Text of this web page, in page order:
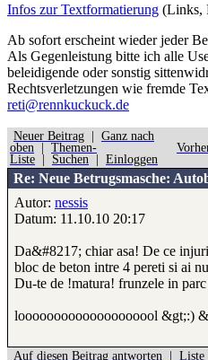
Infos zur Textformatierung (Links,
Ab sofort erscheint wieder jeder
Als Gegenleistung bitte ich alle
beleidigende oder sonstig
Rechtsverletzungen wie fremde
reti@rennkuckuck.de
Neuer Beitrag
Ganz nach
oben
Themen-
Liste
Suchen Einloggen
Re: Neue Betrugsmasche:
Autor: nessis
Datum: 11.10.10 20:17
Da&#8217; chiar asa! De ce
bloc de beton intre 4 pereti si ai
Du-te de !matura! frunzele in parc
loooooooooooooooooool &gt;:)
Auf diesen Beitrag antworten
Liste